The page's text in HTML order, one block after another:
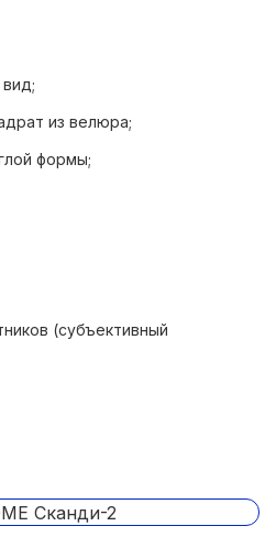
из велюра;
формы;
(субъективный